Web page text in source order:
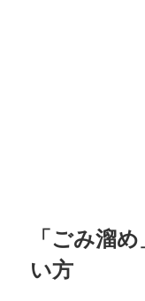
「ごみ溜
い方